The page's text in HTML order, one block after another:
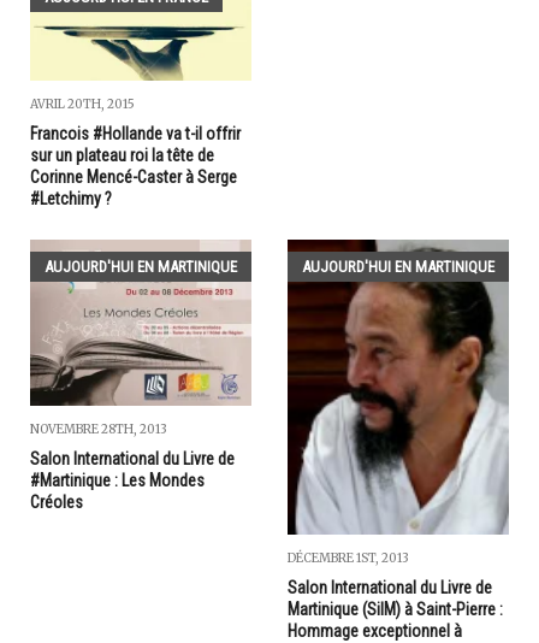
AVRIL 20TH, 2015
Francois #Hollande va t-il offrir
sur un plateau roi la tête de
Corinne Mencé-Caster à Serge
#Letchimy ?
AUJOURD'HUI EN MARTINIQUE
NOVEMBRE 28TH, 2013
Salon International du Livre de
#Martinique : Les Mondes
Créoles
AUJOURD'HUI EN MARTINIQUE
DÉCEMBRE 1ST, 2013
Salon International du Livre de
Martinique (SilM) à Saint-Pierre :
Hommage exceptionnel à